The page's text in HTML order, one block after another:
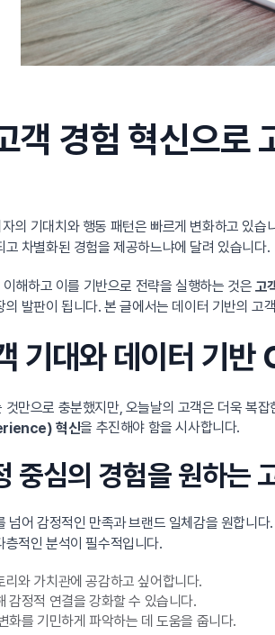
객 경험 혁신으로
의 기대치와 행동 패턴은 빠르게 변화하고 있
고 차별화된 경험을 제공하느냐에 달려 있습니다.
해하고 이를 기반으로 전략을 실행하는 것은 고
발판이 됩니다. 본 글에서는 데이터 기반의
기대와 데이터 기반
만으로 충분했지만, 오늘날의 고객은 더욱 복
혁신을 추진해야 함을 시사합니다.
중심의 경험을 원하는
넘어 감정적인 만족과 브랜드 일체감을 원합니
적인 분석이 필수적입니다.
와 가치관에 공감하고 싶어합니다.
감정적 연결을 강화할 수 있습니다.
화를 기민하게 파악하는 데 도움을 줍니다.